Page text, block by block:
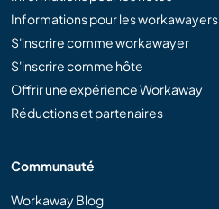
Informations pour les workawayers
S'inscrire comme workawayer
S'inscrire comme hôte
Offrir une expérience Workaway
Réductions et partenaires
Communauté
Workaway Blog